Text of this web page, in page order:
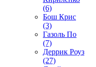
(6)
Бош Крис
(3)
Газоль По
(7)
Деррик Роуз
(27)